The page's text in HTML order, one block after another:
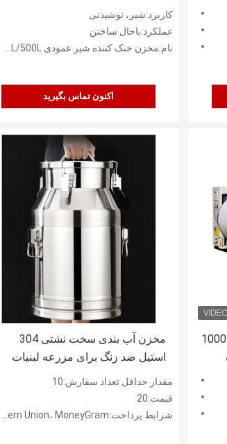
کاربرد:شیر، نوشیدنی
عملکرد:باحال ساختن
نام:مخزن خنک کننده شیر عمودی 200L/300L/500L
اکنون تماس بگیرید
مخزن آب بندی سخت نشتی 304
استیل ضد زنگ برای مزرعه لبنیات
مقدار حداقل تعداد سفارش:10
قیمت:20
شرایط پرداخت:L/C، D/A، D/P، T/T، Western Union، MoneyGram
مخزن خنک کننده شیر فله کوچک 1000